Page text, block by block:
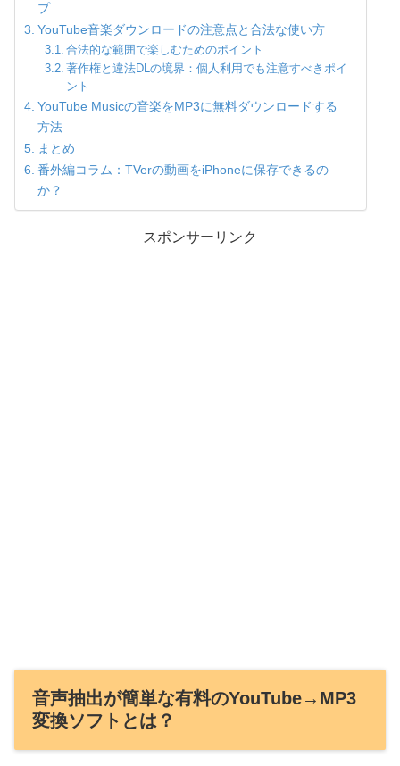
プ
YouTube音楽ダウンロードの注意点と合法な使い方
合法的な範囲で楽しむためのポイント
著作権と違法DLの境界：個人利用でも注意すべきポイ
ント
YouTube Musicの音楽をMP3に無料ダウンロードする
方法
まとめ
番外編コラム：TVerの動画をiPhoneに保存できるの
か？
スポンサーリンク
音声抽出が簡単な有料のYouTube→MP3
変換ソフトとは？